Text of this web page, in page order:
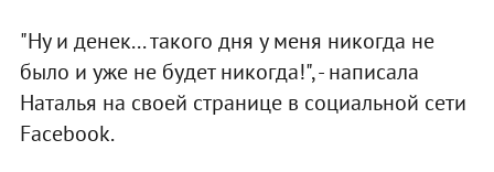
"Ну и денек... такого дня у меня никогда не
было и уже не будет никогда!", - написала
Наталья на своей странице в социальной сети
Facebook.